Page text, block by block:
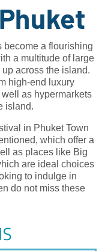
become a flourishing
a multitude of large
across the island.
high-end luxury
as hypermarkets
island.
in Phuket Town
which offer a
as places like Big
are ideal choices
to indulge in
do not miss these